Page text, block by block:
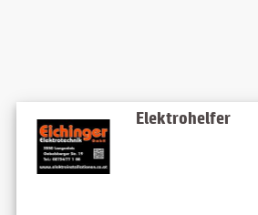
Elektrohelfer